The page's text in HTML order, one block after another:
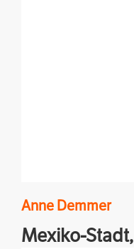
Anne Demmer
Mexiko-Stadt,